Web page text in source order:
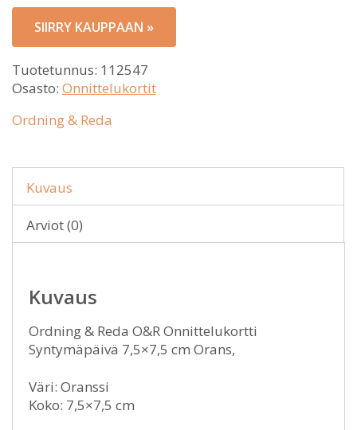
SIIRRY KAUPPAAN »
Tuotetunnus: 112547
Osasto: Onnittelukortit
Ordning & Reda
Kuvaus
Arviot (0)
Kuvaus
Ordning & Reda O&R Onnittelukortti
Syntymäpäivä 7,5×7,5 cm Orans,
Väri: Oranssi
Koko: 7,5×7,5 cm